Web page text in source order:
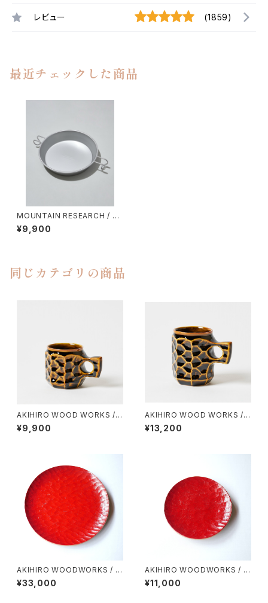
レビュー (1859)
最近チェックした商品
MOUNTAIN RESEARCH / A
NARCHO PLATE
¥9,900
同じカテゴリの商品
AKIHIRO WOOD WORKS / J
INCUP CERAMIC（M）
¥9,900
AKIHIRO WOOD WORKS / J
INCUP CERAMIC（L）
¥13,200
AKIHIRO WOODWORKS / P
LATE ２７０（URISHI）
¥33,000
AKIHIRO WOODWORKS / P
LATE １６５（URISHI）
¥11,000